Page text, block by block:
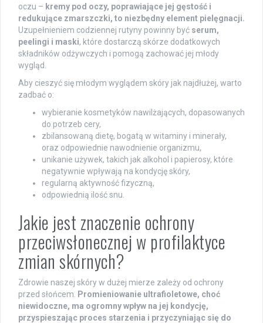
oczu – kremy pod oczy, poprawiające jej gęstość i
redukujące zmarszczki, to niezbędny element pielęgnacji.
Uzupełnieniem codziennej rutyny powinny być serum,
peelingi i maski, które dostarczą skórze dodatkowych
składników odżywczych i pomogą zachować jej młody
wygląd.
Aby cieszyć się młodym wyglądem skóry jak najdłużej, warto
zadbać o:
wybieranie kosmetyków nawilżających, dopasowanych
do potrzeb cery,
zbilansowaną dietę, bogatą w witaminy i minerały,
oraz odpowiednie nawodnienie organizmu,
unikanie używek, takich jak alkohol i papierosy, które
negatywnie wpływają na kondycję skóry,
regularną aktywność fizyczną,
odpowiednią ilość snu.
Jakie jest znaczenie ochrony
przeciwsłonecznej w profilaktyce
zmian skórnych?
Zdrowie naszej skóry w dużej mierze zależy od ochrony
przed słońcem. Promieniowanie ultrafioletowe, choć
niewidoczne, ma ogromny wpływ na jej kondycję,
przyspieszając proces starzenia i przyczyniając się do